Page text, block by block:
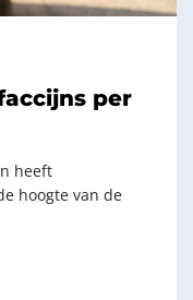
per
heeft
hoogte van de